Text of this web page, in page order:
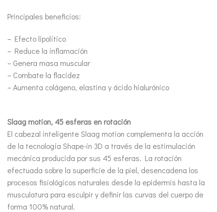
Principales beneficios:
– Efecto lipolítico
– Reduce la inflamación
– Genera masa muscular
– Combate la flacidez
– Aumenta colágeno, elastina y ácido hialurónico
Slaag motion, 45 esferas en rotación
El cabezal inteligente Slaag motion complementa la acción
de la tecnología Shape-in 3D a través de la estimulación
mecánica producida por sus 45 esferas. La rotación
efectuada sobre la superficie de la piel, desencadena los
procesos fisiológicos naturales desde la epidermis hasta la
musculatura para esculpir y definir las curvas del cuerpo de
forma 100% natural.